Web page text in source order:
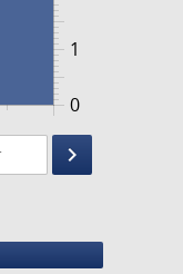
0
1
1849
keyboard_arrow_right
Suche